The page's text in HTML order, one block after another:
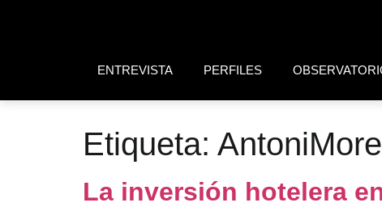
ENTREVISTA PERFILES
Etiqueta:
La inversión hotelera